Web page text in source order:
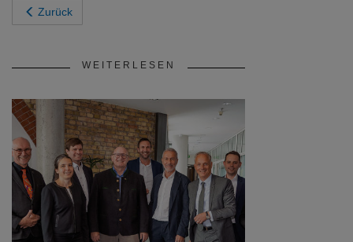
Zurück
WEITERLESEN